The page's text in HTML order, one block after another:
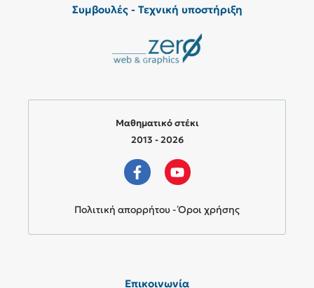
Συμβουλές - Τεχνική υποστήριξη
Μαθηματικό στέκι
2013 - 2026
Πολιτική απορρήτου - Όροι χρήσης
Επικοινωνία